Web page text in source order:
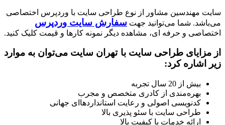
مهندسین مشاور از نوع طراحی سایت با وردپرس اختصاصی
شما می‌توانید جهتسفارش سایت وردپرس
و حرفه ای، مشاهده دیگر نمونه کارها و قیمت کلیک کنید.
مزایای طراحی سایت با تهران سایت می‌توان به موارد
اشاره کرد:
بیش از 20 سال تجربه
بهره‌مندی از کادری متخصص و مجرب
کدنویسی اصولی و رعایت استانداردهاای جهانی
طراحی سایت با سئو پذیری بالا
ارائه خدمات با کیفیت بالا